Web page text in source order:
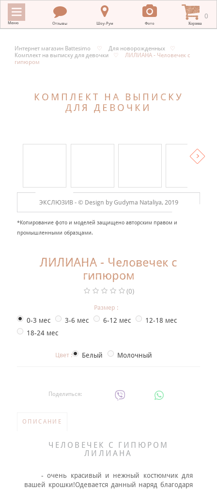
0
Корзина
Меню
ИНТЕРНЕТ МАГАЗИН BATTESIMO
КРЕСТИЛЬНАЯ ВЫШИВКА
ПОДАРКИ НА КРЕСТИНЫ
МЕРНЫЕ ИКОНЫ
ДЛЯ НОВОРОЖДЕННЫХ
НАРЯДНАЯ ОДЕЖДА ДЛЯ ДЕТЕЙ
Помощь покупателю
Интересное о крещении ребенка
Отзывы Шоу-Рум Фото
Интернет магазин Battesimo ♡ Для новорожденных
♡
Комплект на выписку для девочки
♡
ЛИЛИАНА - Человечек с
гипюром
КОМПЛЕКТ НА ВЫПИСКУ
ДЛЯ ДЕВОЧКИ
ЭКСЛЮЗИВ - © Design by Gudyma Nataliya, 2019
*Копирование фото и моделей защищено авторским правом и
промышленными образцами.
ЛИЛИАНА - Человечек с
гипюром
(0)
Размер :
0-3 мес 3-6 мес 6-12 мес
12-18 мес
18-24 мес
Цвет : Белый Молочный
Поделиться:
ОПИСАНИЕ
ЧЕЛОВЕЧЕК С ГИПЮРОМ
ЛИЛИАНА
- очень красивый и нежный костюмчик для
вашей крошки!Одевается данный наряд благодаря